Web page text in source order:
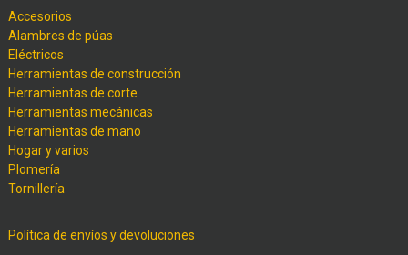
Accesorios
Alambres de púas
Eléctricos
Herramientas de construcción
Herramientas de corte
Herramientas mecánicas
Herramientas de mano
Hogar y varios
Plomería
Tornillería
Política de envíos y devoluciones